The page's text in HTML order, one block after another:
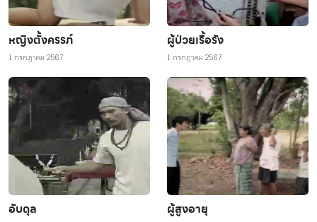
หญิงตั้งครรภ์
1 กรกฎาคม 2567
ผู้ป่วยเรื้อรัง
1 กรกฎาคม 2567
อับดุล ผู้สูงอายุ